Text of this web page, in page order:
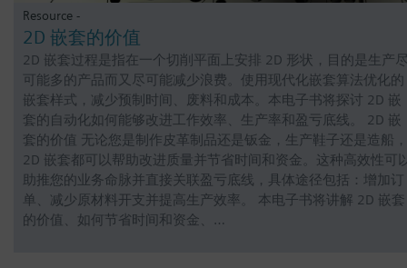
Resource -
2D 嵌套的价值
2D 嵌套过程是指在一个切削平面上安排 2D 形状，目的是生产
可能多的产品而又尽可能减少浪费。使用现代化嵌套算法优化的
嵌套样式，减少预制时间、废料和成本。本电子书将探讨 2D 嵌
套的自动化如何能够改进工作效率、生产率和盈亏底线。 2D 嵌
套的价值 无论您是制作皮革制品还是钣金，生产鞋子还是造船，
2D 嵌套都可以帮助改进质量并节省时间和资金。这种高效性可
助推您的业务命脉并直接关联盈亏底线，具体途径包括：增加订
单、减少原材料开支并提高生产效率。 本电子书将讲解 2D 嵌套
的价值、如何节省时间和资金、…